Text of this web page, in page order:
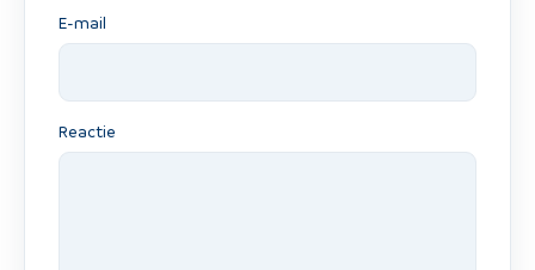
E-mail
Reactie